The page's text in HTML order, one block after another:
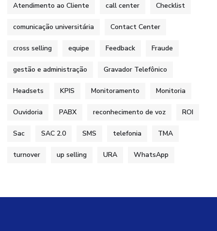
Atendimento ao Cliente call center Checklist
comunicação universitária Contact Center
cross selling equipe Feedback Fraude
gestão e administração Gravador Telefônico
Headsets KPIS Monitoramento Monitoria
Ouvidoria PABX reconhecimento de voz ROI
Sac SAC 2.0 SMS telefonia TMA
turnover up selling URA WhatsApp